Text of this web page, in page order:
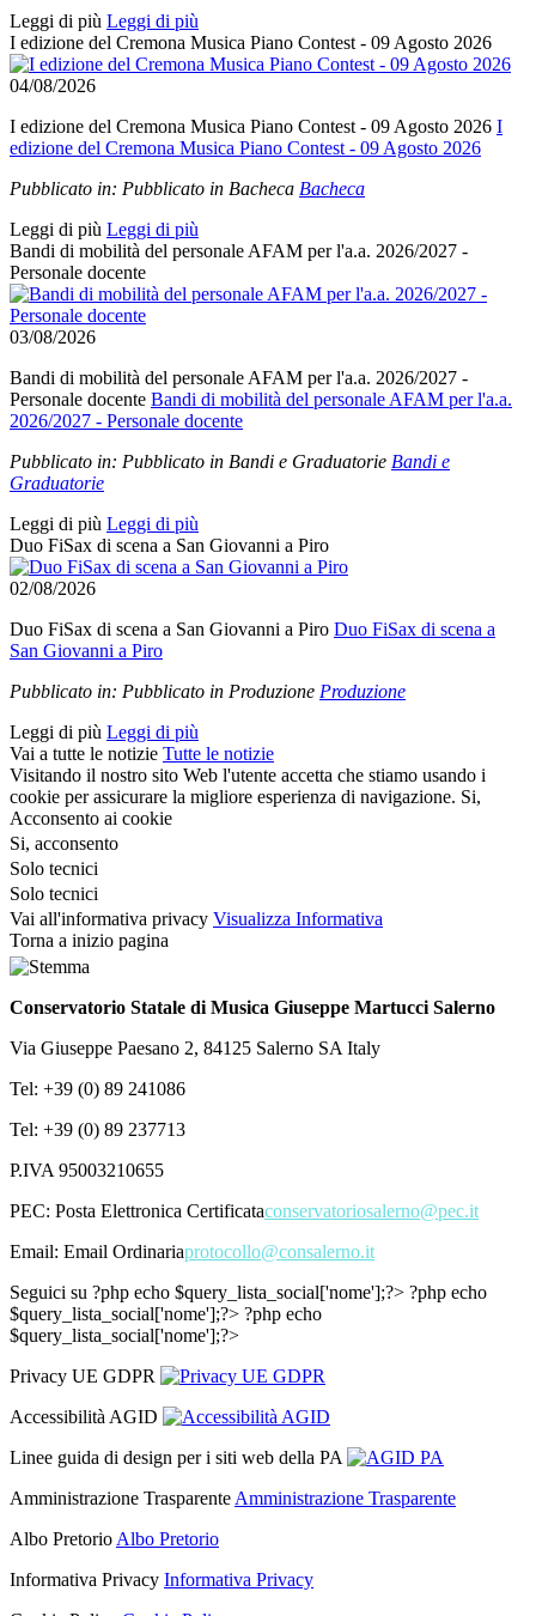
Leggi di più Leggi di più
I edizione del Cremona Musica Piano Contest - 09 Agosto 2026
04/08/2026
I edizione del Cremona Musica Piano Contest - 09 Agosto 2026 I
edizione del Cremona Musica Piano Contest - 09 Agosto 2026
Pubblicato in: Pubblicato in Bacheca Bacheca
Leggi di più Leggi di più
Bandi di mobilità del personale AFAM per l'a.a. 2026/2027 -
Personale docente
03/08/2026
Bandi di mobilità del personale AFAM per l'a.a. 2026/2027 -
Personale docente Bandi di mobilità del personale AFAM per l'a.a.
2026/2027 - Personale docente
Pubblicato in: Pubblicato in Bandi e Graduatorie Bandi e
Graduatorie
Leggi di più Leggi di più
Duo FiSax di scena a San Giovanni a Piro
02/08/2026
Duo FiSax di scena a San Giovanni a Piro Duo FiSax di scena a
San Giovanni a Piro
Pubblicato in: Pubblicato in Produzione Produzione
Leggi di più Leggi di più
Vai a tutte le notizie Tutte le notizie
Visitando il nostro sito Web l'utente accetta che stiamo usando i
cookie per assicurare la migliore esperienza di navigazione. Si,
Acconsento ai cookie
Si, acconsento
Solo tecnici
Solo tecnici
Vai all'informativa privacy Visualizza Informativa
Torna a inizio pagina
Conservatorio Statale di Musica Giuseppe Martucci Salerno
Via Giuseppe Paesano 2, 84125 Salerno SA Italy
Tel: +39 (0) 89 241086
Tel: +39 (0) 89 237713
P.IVA 95003210655
PEC: Posta Elettronica Certificataconservatoriosalerno@pec.it
Email: Email Ordinariaprotocollo@consalerno.it
Seguici su ?php echo $query_lista_social['nome'];?> ?php echo
$query_lista_social['nome'];?> ?php echo
$query_lista_social['nome'];?>
Privacy UE GDPR
Accessibilità AGID
Linee guida di design per i siti web della PA
Amministrazione TrasparenteAmministrazione Trasparente
Albo PretorioAlbo Pretorio
Informativa Privacy Informativa Privacy